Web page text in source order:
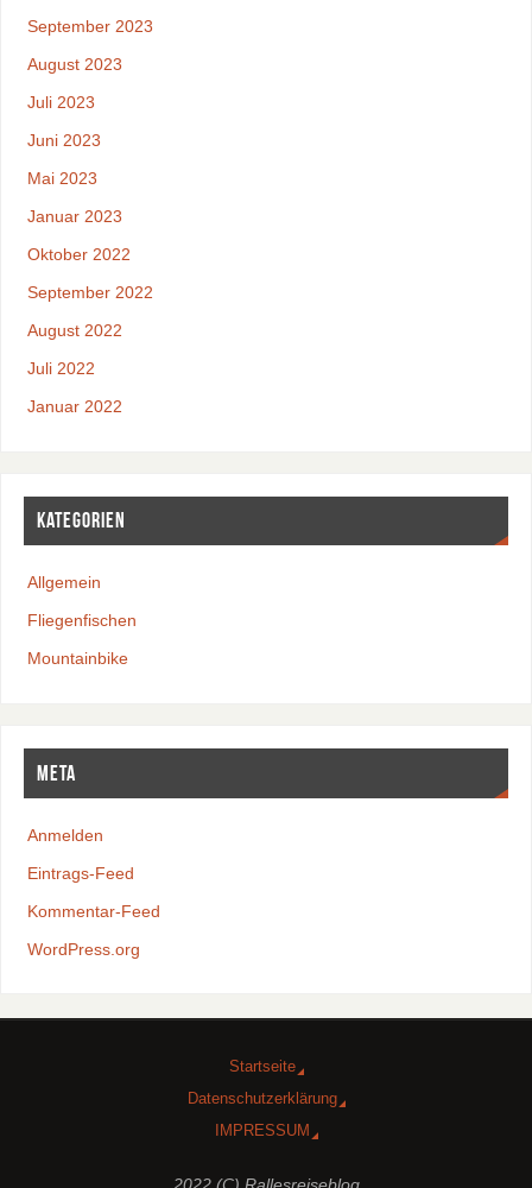
September 2023
August 2023
Juli 2023
Juni 2023
Mai 2023
Januar 2023
Oktober 2022
September 2022
August 2022
Juli 2022
Januar 2022
Kategorien
Allgemein
Fliegenfischen
Mountainbike
Meta
Anmelden
Eintrags-Feed
Kommentar-Feed
WordPress.org
Startseite
Datenschutzerklärung
IMPRESSUM